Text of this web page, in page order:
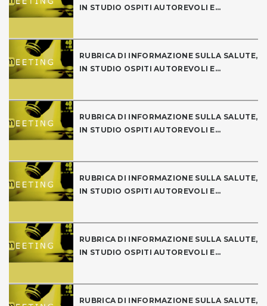
IN STUDIO OSPITI AUTOREVOLI E...
RUBRICA DI INFORMAZIONE SULLA SALUTE,
IN STUDIO OSPITI AUTOREVOLI E...
RUBRICA DI INFORMAZIONE SULLA SALUTE,
IN STUDIO OSPITI AUTOREVOLI E...
RUBRICA DI INFORMAZIONE SULLA SALUTE,
IN STUDIO OSPITI AUTOREVOLI E...
RUBRICA DI INFORMAZIONE SULLA SALUTE,
IN STUDIO OSPITI AUTOREVOLI E...
RUBRICA DI INFORMAZIONE SULLA SALUTE,